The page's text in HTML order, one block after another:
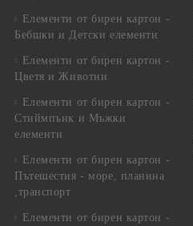
Елементи от бирен картон -
Бебшки и Детски елементи
Елементи от бирен картон -
Цветя и Животни
Елементи от бирен картон -
Стиймпънк и Мъжки
елементи
Елементи от бирен картон -
Пътешестия - море, планина
,транспорт
Елементи от бирен картон -